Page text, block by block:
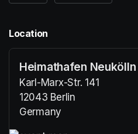
Location
Heimathafen Neukölln
Karl-Marx-Str. 141
12043 Berlin
Germany